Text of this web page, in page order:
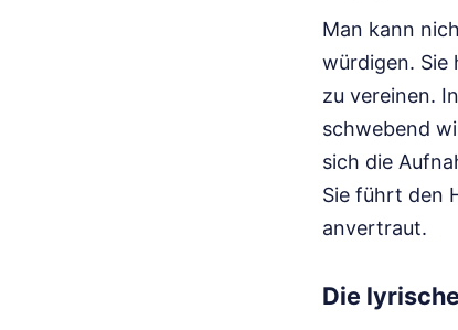
Man kann
würdigen. Sie
zu vereinen.
schwebend
sich die
Sie führt den
anvertraut.
Die